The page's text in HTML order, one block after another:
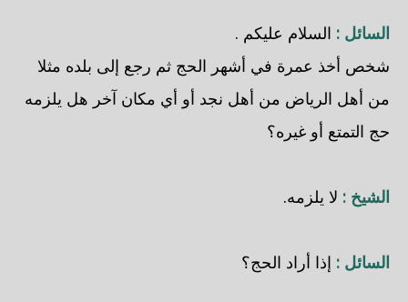
السائل : السلام عليكم .
شخص أخذ عمرة في أشهر الحج ثم رجع إلى بلده مثلا
من أهل الرياض من أهل نجد أو أي مكان آخر هل يلزمه
حج التمتع أو غيره؟
الشيخ : لا يلزمه.
السائل : إذا أراد الحج؟